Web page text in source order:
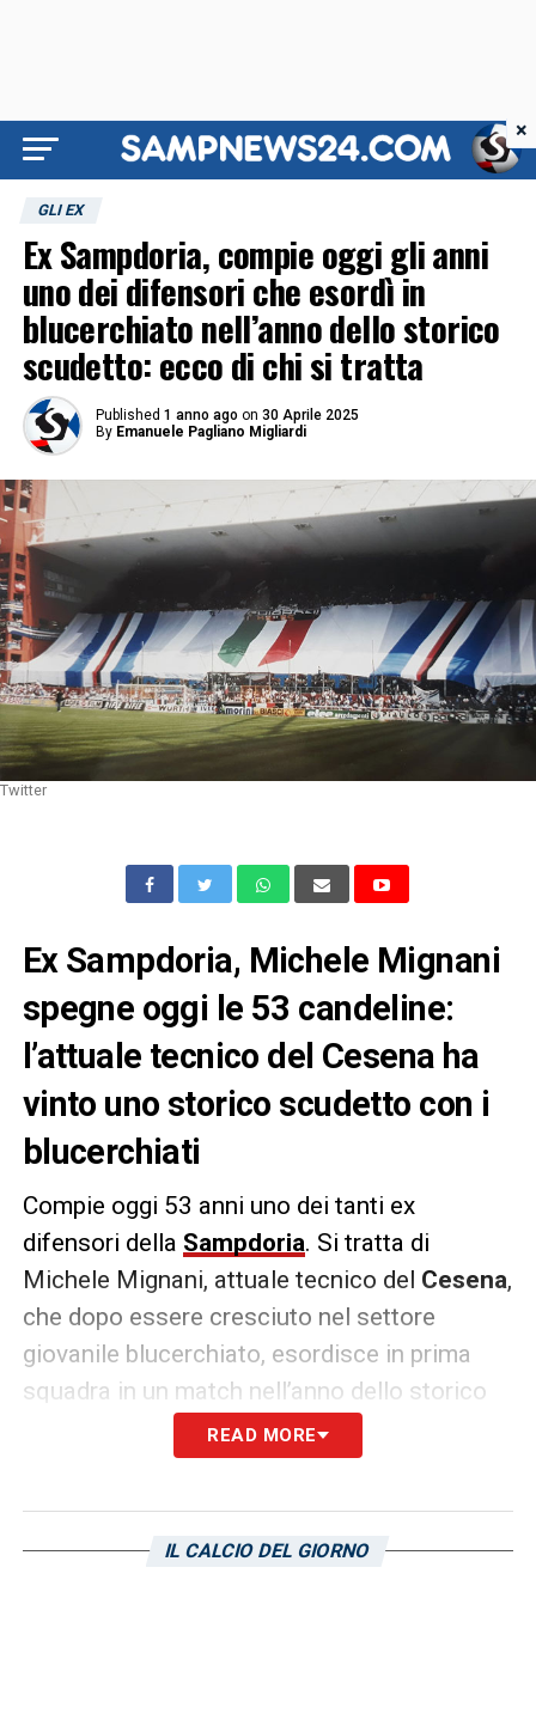
GLI EX
Ex Sampdoria, compie oggi gli anni
uno dei difensori che esordì in
blucerchiato nell’anno dello storico
scudetto: ecco di chi si tratta
Published 1 anno ago on 30 Aprile 2025
By Emanuele Pagliano Migliardi
Twitter
Ex Sampdoria, Michele Mignani
spegne oggi le 53 candeline:
l’attuale tecnico del Cesena ha
vinto uno storico scudetto con i
blucerchiati
Compie oggi 53 anni uno dei tanti ex
difensori della Sampdoria. Si tratta di
Michele Mignani, attuale tecnico del Cesena,
che dopo essere cresciuto nel settore
giovanile blucerchiato, esordisce in prima
squadra in un match nell’anno dello storico
scudetto del 1991 in quella che è stata la
sua unica presenza con il club ligure
Mignaninon ha mai nascosto la
READ MORE
IL CALCIO DEL GIORNO
×